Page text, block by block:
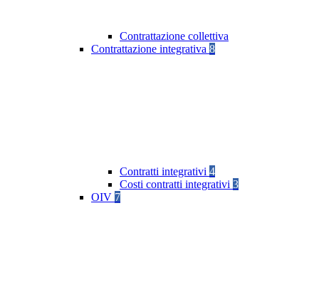
Contrattazione collettiva
Contrattazione integrativa 8
Contratti integrativi 4
Costi contratti integrativi 3
OIV 7